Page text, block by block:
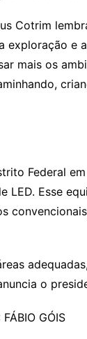
Cotrim
exploração e
mais os
Federal
LED. Esse
o
GÓIS